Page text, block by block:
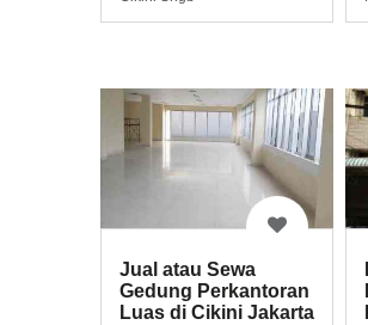
Jual atau Sewa
Gedung Perkantoran
Luas di Cikini Jakarta